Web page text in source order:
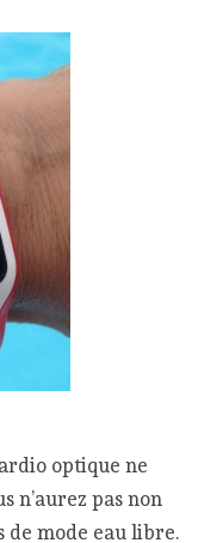
optique ne
n’aurez pas non
de mode eau libre.